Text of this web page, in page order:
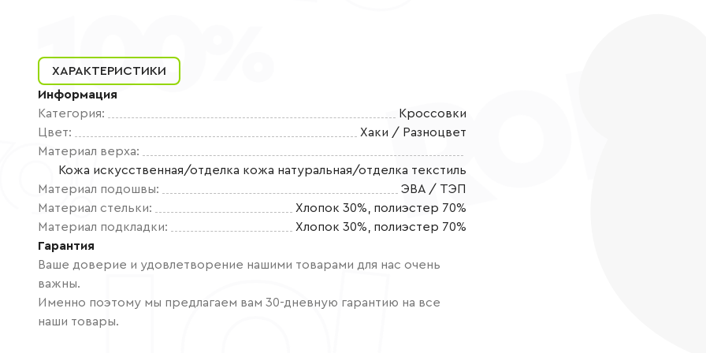
ХАРАКТЕРИСТИКИ
Информация
Категория:
Кроссовки
Цвет:
Хаки / Разноцвет
Материал верха:
Кожа искусственная/отделка кожа натуральная/отделка текстиль
Материал подошвы:
ЭВА / ТЭП
Материал стельки:
Хлопок 30%, полиэстер 70%
Материал подкладки:
Хлопок 30%, полиэстер 70%
Гарантия
Ваше доверие и удовлетворение нашими товарами для нас очень
важны.
Именно поэтому мы предлагаем вам 30-дневную гарантию на все
наши товары.